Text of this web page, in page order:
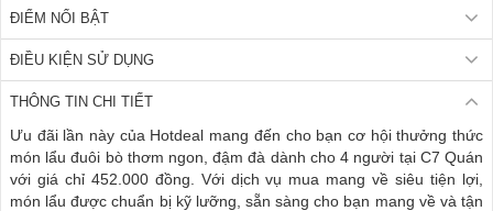
ĐIỂM NỔI BẬT
ĐIỀU KIỆN SỬ DỤNG
THÔNG TIN CHI TIẾT
Ưu đãi lần này của Hotdeal mang đến cho bạn cơ hội thưởng thức
món lẩu đuôi bò thơm ngon, đậm đà dành cho 4 người tại C7 Quán
với giá chỉ 452.000 đồng. Với dịch vụ mua mang về siêu tiện lợi,
món lẩu được chuẩn bị kỹ lưỡng, sẵn sàng cho bạn mang về và tận